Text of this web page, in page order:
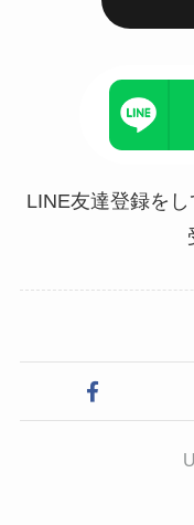
LINE友達登録を